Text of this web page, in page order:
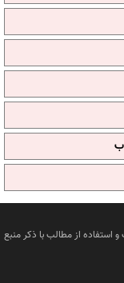
استفاده از مطالب با ذکر منبع